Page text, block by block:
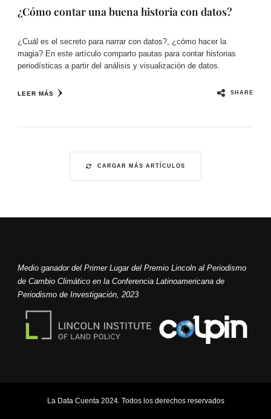
¿Cómo contar una buena historia con datos?
¿Cuál es el secreto para narrar con datos?, ¿cómo hacer la
magia? En este artículo comparto pautas para contar historias
periodísticas a partir del análisis y visualización de datos.
LEER MÁS SHARE
CARGAR MÁS ARTÍCULOS
Medio ganador del Primer Lugar del Premio Lincoln al Periodismo
de Cambio Climático en la Conferencia Latinoamericana de
Periodismo de Investigación, 2023
La Data Cuenta 2024. Todos los derechos reservados